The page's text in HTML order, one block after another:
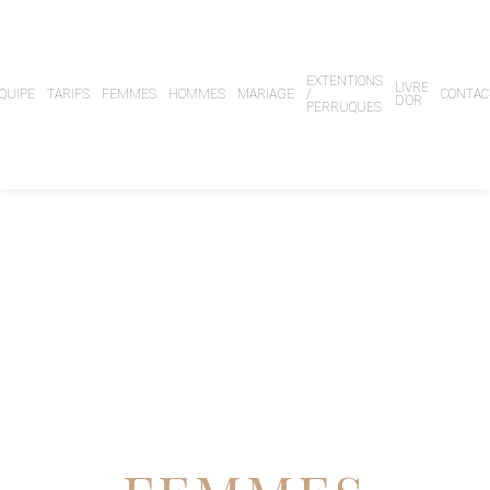
TARIFS FEMMES HOMMES MARIAGE
EXTENTIONS
/
PERRUQUES
LIVRE
D’OR